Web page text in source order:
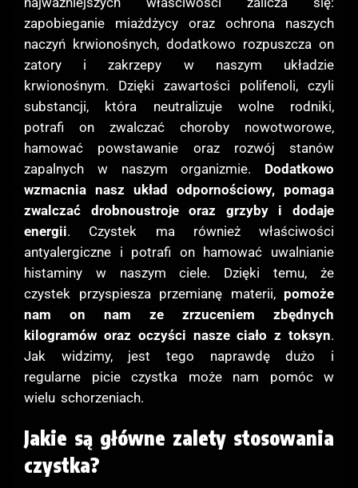
zapobieganie miażdżycy oraz ochrona naszych
naczyń krwionośnych, dodatkowo rozpuszcza on
zatory i zakrzepy w naszym układzie
krwionośnym. Dzięki zawartości polifenoli, czyli
substancji, która neutralizuje wolne rodniki,
potrafi on zwalczać choroby nowotworowe,
hamować powstawanie oraz rozwój stanów
zapalnych w naszym organizmie. Dodatkowo
wzmacnia nasz układ odpornościowy, pomaga
zwalczać drobnoustroje oraz grzyby i dodaje
energii. Czystek ma również właściwości
antyalergiczne i potrafi on hamować uwalnianie
histaminy w naszym ciele. Dzięki temu, że
czystek przyspiesza przemianę materii,pomoże
nam on nam ze zrzuceniem zbędnych
kilogramów oraz oczyści nasze ciało z toksyn.
Jak widzimy, jest tego naprawdę dużo i
regularne picie czystka może nam pomóc w
wielu schorzeniach.
Jakie są główne zalety stosowania
czystka?